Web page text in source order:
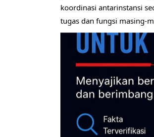
koordinasi antarinstansi
tugas dan fungsi masing-